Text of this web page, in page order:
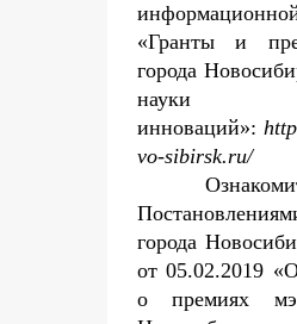
«Гранты и
города
инноваций»:
vo-sibirsk.ru/
города
от 05.02.2019
о премиях